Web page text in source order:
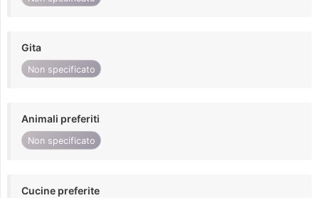
Gita
Non specificato
Animali preferiti
Non specificato
Cucine preferite